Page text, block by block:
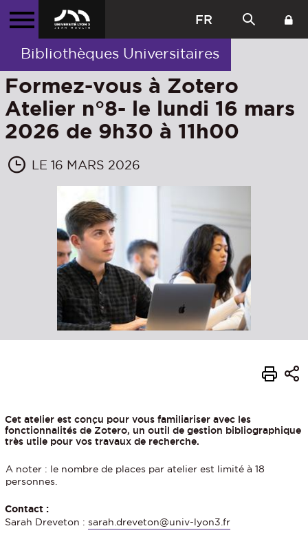
FR
Bibliothèques Universitaires
Formez-vous à Zotero
Atelier n°8- le lundi 16 mars
2026 de 9h30 à 11h00
LE 16 MARS 2026
Cet atelier est conçu pour vous familiariser avec les
fonctionnalités de Zotero, un outil de gestion bibliographique
très utile pour vos travaux de recherche.
A noter : le nombre de places par atelier est limité à 18
personnes.
Contact :
Sarah Dreveton : sarah.dreveton@univ-lyon3.fr